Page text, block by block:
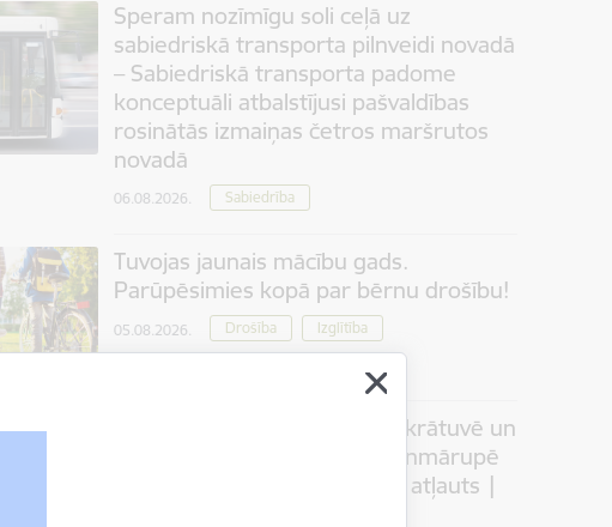
Speram nozīmīgu soli ceļā uz
sabiedriskā transporta pilnveidi novadā
– Sabiedriskā transporta padome
konceptuāli atbalstījusi pašvaldības
rosinātās izmaiņas četros maršrutos
novadā
06.08.2026. Sabiedrība
Tuvojas jaunais mācību gads.
Parūpēsimies kopā par bērnu drošību!
05.08.2026. Drošība Izglītība
Ūdens kvalitāte Piņķu ūdenskrātuvē un
ūdenskrātuvē "Pavasari" Jaunmārupē
atbilstoša normai - peldēties atļauts |